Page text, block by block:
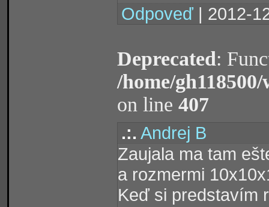
Odpoveď | 2012-
Deprecated:
/home/
on line 407
.:. Andrej B
Zaujala ma tam
a rozmermi
Keď si predstavím